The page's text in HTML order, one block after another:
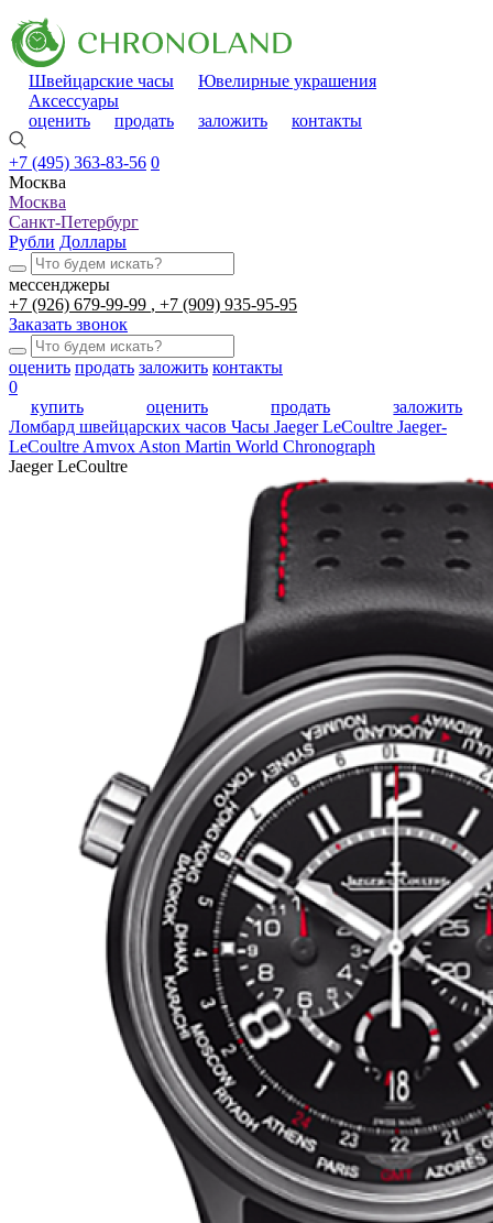
Швейцарские часы
Ювелирные украшения
Аксессуары
оценить
продать заложить контакты
+7 (495) 363-83-56 0
Москва
Москва
Санкт-Петербург
Рубли Доллары
мессенджеры
+7 (926) 679-99-99
+7 (909) 935-95-95
Заказать звонок
оценить продать заложить контакты
0
купить
оценить продать
заложить
Ломбард швейцарских часов Часы Jaeger LeCoultre Jaeger-
LeCoultre Amvox Aston Martin World Chronograph
Jaeger LeCoultre